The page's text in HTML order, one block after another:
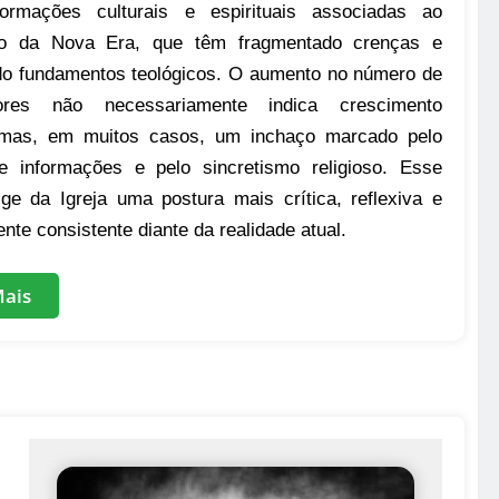
culturais e espirituais associadas ao
da Nova Era, que têm fragmentado crenças e
fundamentos teológicos. O aumento no número de
não necessariamente indica crescimento
em muitos casos, um inchaço marcado pelo
informações e pelo sincretismo religioso. Esse
da Igreja uma postura mais crítica, reflexiva e
consistente diante da realidade atual.